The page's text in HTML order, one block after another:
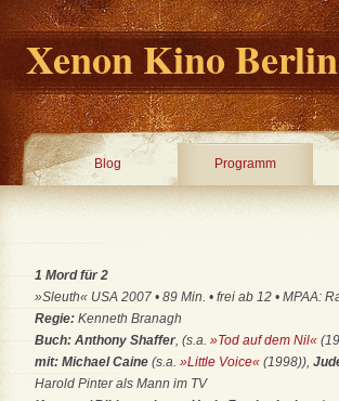
Xenon Kino Berlin
Blog Programm
1 Mord für 2
»Sleuth« USA 2007 • 89 Min. • frei ab 12 • MPAA:
Regie: Kenneth Branagh
Buch: Anthony Shaffer, (s.a. »Tod auf dem Nil«
mit: Michael Caine (s.a. »Little Voice« (1998)),
Harold Pinter als Mann im TV